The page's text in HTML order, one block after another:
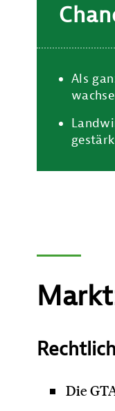
Als
Die